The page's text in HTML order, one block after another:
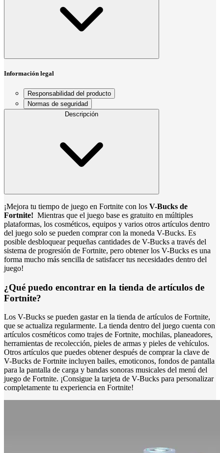
Información legal
Responsabilidad del producto
Normas de seguridad
Descripción
¡Mejora tu tiempo de juego en Fortnite con los V-Bucks de
Fortnite! Mientras que el juego base es gratuito en múltiples
plataformas, los cosméticos, equipos y varios otros artículos dentro
del juego solo se pueden comprar con la moneda V-Bucks. Es
posible desbloquear pequeñas cantidades de V-Bucks a través del
sistema de progresión de Fortnite, pero obtener los V-Bucks es una
forma mucho más sencilla de satisfacer tus necesidades dentro del
juego!
¿Qué puedo encontrar en la tienda de artículos de
Fortnite?
Los V-Bucks se pueden gastar en la tienda de artículos de Fortnite,
que se actualiza regularmente. La tienda dentro del juego cuenta con
artículos cosméticos como trajes de Fortnite, mochilas, planeadores,
herramientas de recolección, pieles de armas y pieles de vehículos.
Otros artículos que puedes obtener después de comprar la clave de
V-Bucks de Fortnite incluyen bailes, emoticonos, fondos de pantalla
para la pantalla de carga y bandas sonoras musicales del menú del
juego de Fortnite. ¡Consigue la tarjeta de V-Bucks para personalizar
completamente tu experiencia en Fortnite!